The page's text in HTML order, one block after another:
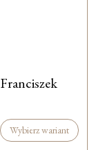
Wybierz wariant